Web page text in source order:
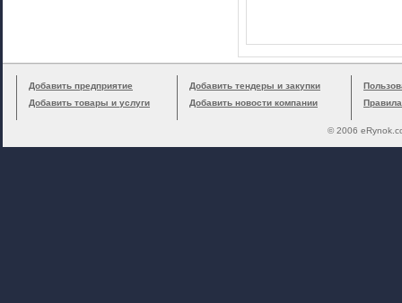
Добавить предприятие
Добавить товары и услуги
Добавить тендеры и закупки
Добавить новости компании
© 2006